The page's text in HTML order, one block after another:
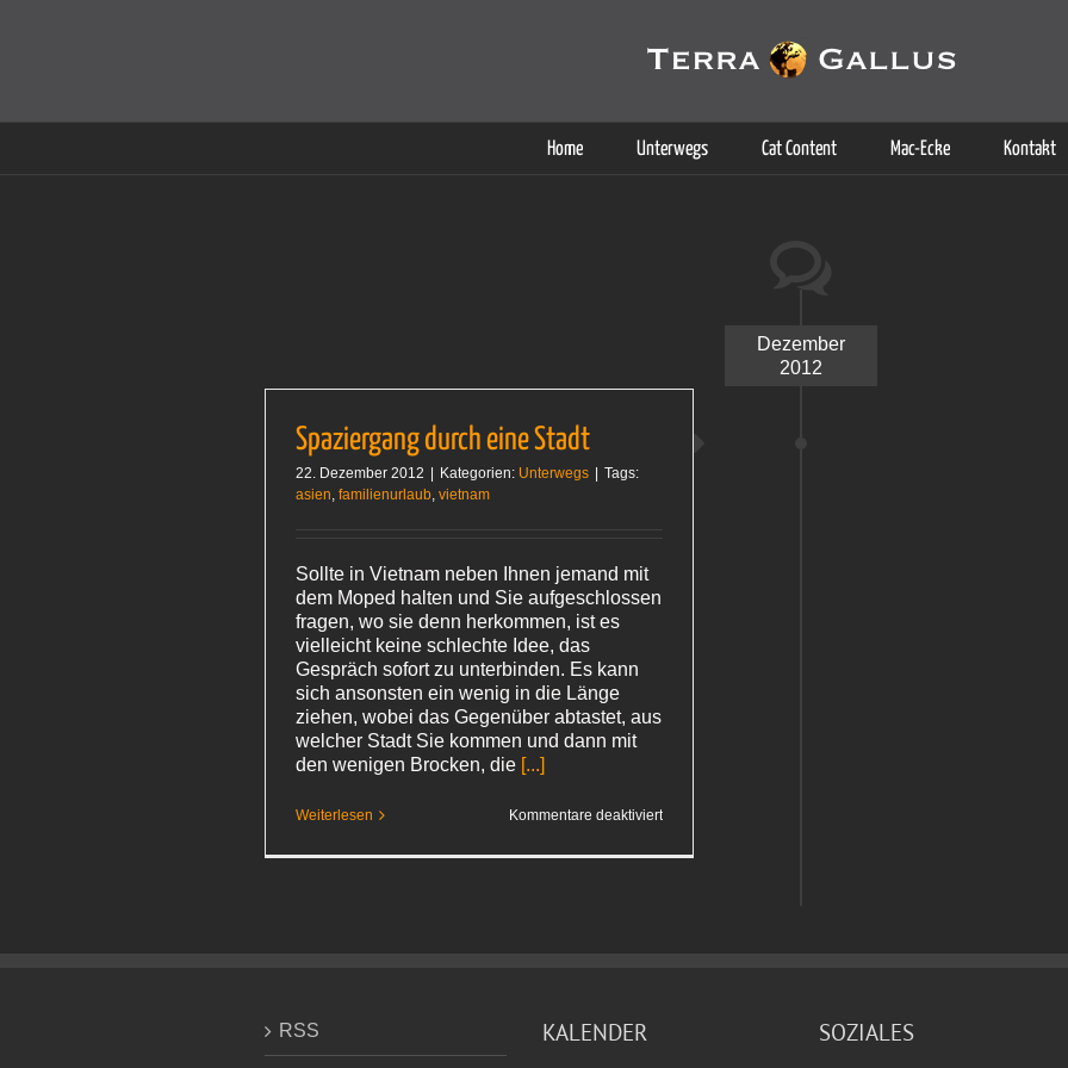
Home Unterwegs Cat Content Mac-Ecke Kontakt
Dezember
2012
Spaziergang durch eine Stadt
22. Dezember 2012 Kategorien: Unterwegs
Tags:
asien, familienurlaub, vietnam
Sollte in Vietnam neben Ihnen jemand mit
dem Moped halten und Sie aufgeschlossen
fragen, wo sie denn herkommen, ist es
vielleicht keine schlechte Idee, das
Gespräch sofort zu unterbinden. Es kann
sich ansonsten ein wenig in die Länge
ziehen, wobei das Gegenüber abtastet, aus
welcher Stadt Sie kommen und dann mit
den wenigen Brocken, die [...]
Weiterlesen Kommentare deaktiviertfür
RSS KALENDER SOZIALES
Cookies helfen auf auf dieser Seite bei der Bereitstellung der Dienste. Durch die Nutzung dieser Webseite erklären Sie sich
Weitere Informationen